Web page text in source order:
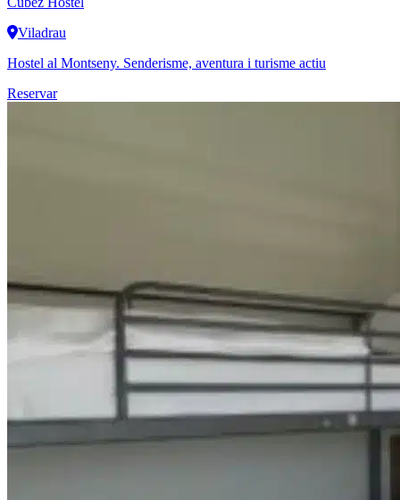
Viladrau
Hostel al Montseny. Senderisme, aventura i turisme actiu
Reservar